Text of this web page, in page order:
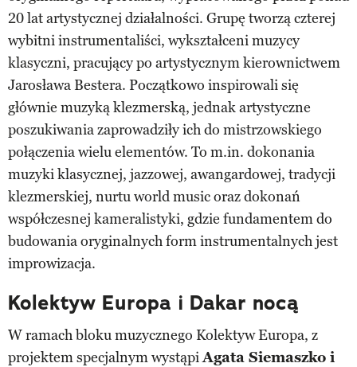
20 lat artystycznej działalności. Grupę tworzą czterej
wybitni instrumentaliści, wykształceni muzycy
klasyczni, pracujący po artystycznym kierownictwem
Jarosława Bestera. Początkowo inspirowali się
głównie muzyką klezmerską, jednak artystyczne
poszukiwania zaprowadziły ich do mistrzowskiego
połączenia wielu elementów. To m.in. dokonania
muzyki klasycznej, jazzowej, awangardowej, tradycji
klezmerskiej, nurtu world music oraz dokonań
współczesnej kameralistyki, gdzie fundamentem do
budowania oryginalnych form instrumentalnych jest
improwizacja.
Kolektyw Europa i Dakar nocą
W ramach bloku muzycznego Kolektyw Europa, z
projektem specjalnym wystąpiAgata Siemaszko i